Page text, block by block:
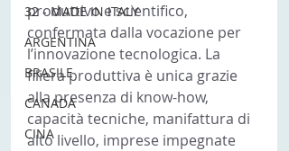
32 - MADE IN ITALY
ARGENTINA
BRASILE
CANADA
CINA
produttivo e scientifico,
confermata dalla vocazione per
l’innovazione tecnologica. La
filiera produttiva è unica grazie
alla presenza di know-how,
capacità tecniche, manifattura di
alto livello, imprese impegnate